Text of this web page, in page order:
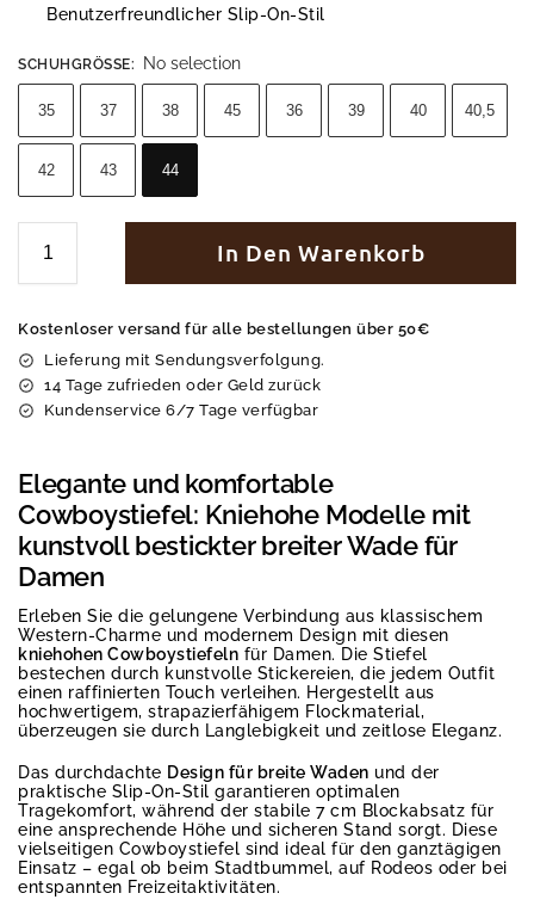
Benutzerfreundlicher Slip-On-Stil
SCHUHGRÖSSE : No selection
35 37 38 45 36 39 40 40,5
42 43 44
In Den Warenkorb
Kostenloser versand für alle bestellungen über 50€
Lieferung mit Sendungsverfolgung.
14 Tage zufrieden oder Geld zurück
Kundenservice 6/7 Tage verfügbar
Elegante und komfortable
Cowboystiefel: Kniehohe Modelle mit
kunstvoll bestickter breiter Wade für
Damen
Erleben Sie die gelungene Verbindung aus klassischem
Western-Charme und modernem Design mit diesen
kniehohen Cowboystiefeln für Damen. Die Stiefel
bestechen durch kunstvolle Stickereien, die jedem Outfit
einen raffinierten Touch verleihen. Hergestellt aus
hochwertigem, strapazierfähigem Flockmaterial,
überzeugen sie durch Langlebigkeit und zeitlose Eleganz.
Das durchdachte Design für breite Waden und der
praktische Slip-On-Stil garantieren optimalen
Tragekomfort, während der stabile 7 cm Blockabsatz für
eine ansprechende Höhe und sicheren Stand sorgt. Diese
vielseitigen Cowboystiefel sind ideal für den ganztägigen
Einsatz – egal ob beim Stadtbummel, auf Rodeos oder bei
entspannten Freizeitaktivitäten.